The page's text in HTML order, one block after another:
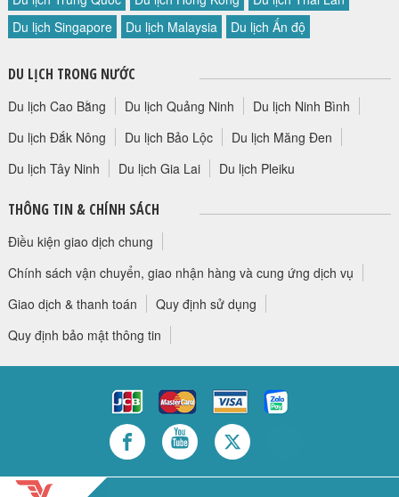
Du lịch Singapore
Du lịch Malaysia Du lịch Ấn độ
DU LỊCH TRONG NƯỚC
Du lịch Cao Bằng Du lịch Quảng Ninh
Du lịch Ninh Bình
Du lịch Đắk Nông
Du lịch Bảo Lộc
Du lịch Măng Đen
Du lịch Tây Ninh
Du lịch Gia Lai Du lịch Pleiku
THÔNG TIN & CHÍNH SÁCH
Điều kiện giao dịch chung
Chính sách vận chuyển, giao nhận hàng và cung ứng dịch vụ
Giao dịch & thanh toán
Quy định sử dụng
Quy định bảo mật thông tin